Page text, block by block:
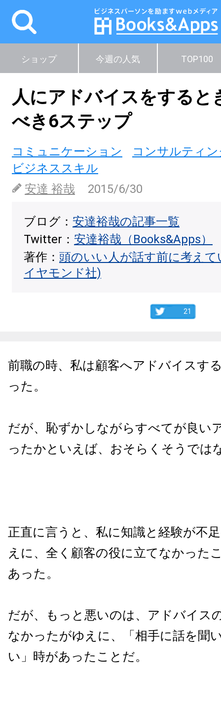
ショップ 今週の人気 TOP100
人にアドバイスをすると
べき6ステップ
コミュニケーション
コンサルティ
ビジネススキル
安達 裕哉
2015/6/30
ブログ： 安達裕哉の記事一覧
Twitter： 安達裕哉（Books&Apps）
著作： 頭のいい人が話す前に考え
イヤモンド社)
21
前職の時、私は顧客へアドバイスす
った。
だが、恥ずかしながらすべてが良い
ったかといえば、おそらくそうでは
正直に言うと、私に知識と経験が不
えに、全く顧客の役に立てなかった
あった。
だが、もっと悪いのは、アドバイス
なかったがゆえに、「相手に話を聞
い」時があったことだ。